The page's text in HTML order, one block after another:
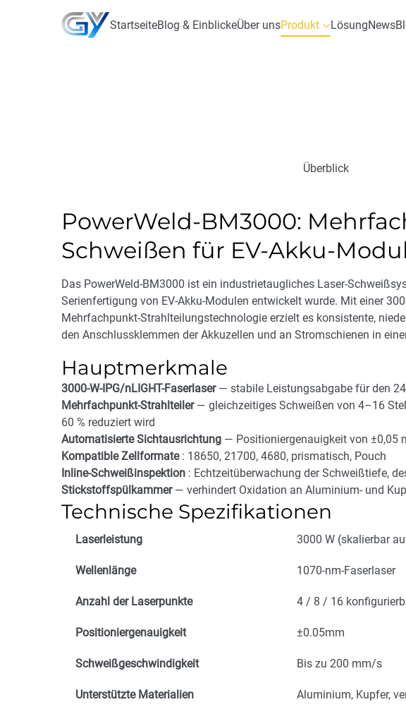
StartseiteBlog & EinblickeÜber unsProdukt LösungNews
Überblick
PowerWeld-BM3000:
Schweißen für EV-Akku-
Das PowerWeld-BM3000 ist ein industrietaugliches Laser-
Serienfertigung von EV-Akku-Modulen entwickelt wurde. Mit einer
Mehrfachpunkt-Strahlteilungstechnologie erzielt es konsistente,
den Anschlussklemmen der Akkuzellen und an Stromschienen in
Hauptmerkmale
3000-W-IPG/nLIGHT-Faserlaser — stabile Leistungsabgabe für den
Mehrfachpunkt-Strahlteiler — gleichzeitiges Schweißen von 4–16
60 % reduziert wird
Automatisierte Sichtausrichtung — Positioniergenauigkeit von ±0,05
Kompatible Zellformate : 18650, 21700, 4680, prismatisch, Pouch
Inline-Schweißinspektion : Echtzeitüberwachung der Schweißtiefe,
Stickstoffspülkammer — verhindert Oxidation an Aluminium- und
Technische Spezifikationen
Laserleistung 3000 W (skalierbar
Wellenlänge 1070-nm-Faserlaser
Anzahl der Laserpunkte 4 / 8 / 16
Positioniergenauigkeit ±0.05mm
Schweißgeschwindigkeit Bis zu 200 mm/s
Unterstützte Materialien Aluminium, Kupfer,